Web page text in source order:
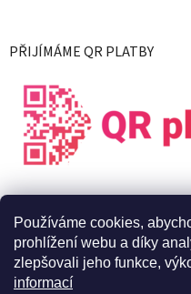
Používáme cookies,
prohlížení webu a díky
zlepšovali jeho funkce,
informací
PŘIJÍMÁME QR PLATBY